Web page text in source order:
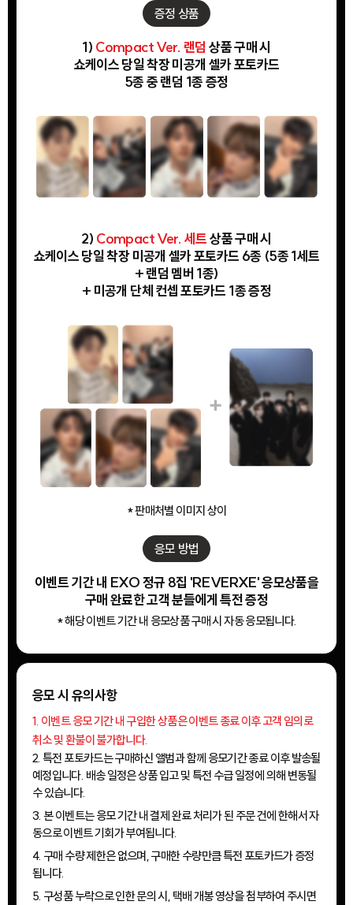
증정 상품
1) Compact Ver. 랜덤 상품 구매 시
쇼케이스 당일 착장 미공개 셀카 포토카드
5종 중 랜덤 1종 증정
2) Compact Ver. 세트상품 구매 시
쇼케이스 당일 착장 미공개 셀카 포토카드 6종 (5종 1세트
+ 랜덤 멤버 1종)
+ 미공개 단체 컨셉 포토카드 1종 증정
* 판매처별 이미지 상이
응모 방법
이벤트 기간 내 EXO 정규 8집 'REVERXE' 응모상품을
구매 완료한 고객 분들에게 특전 증정
* 해당 이벤트 기간 내 응모상품 구매 시 자동 응모됩니다.
응모 시 유의사항
1. 이벤트 응모 기간 내 구입한 상품은 이벤트 종료 이후 고객 임의로
취소 및 환불이 불가합니다.
2. 특전 포토카드는 구매하신 앨범과 함께 응모기간 종료 이후 발송될
예정입니다. 배송 일정은 상품 입고 및 특전 수급 일정에 의해 변동될
수 있습니다.
3. 본 이벤트는 응모 기간 내 결제 완료 처리가 된 주문 건에 한해서 자
동으로 이벤트 기회가 부여됩니다.
4. 구매 수량 제한은 없으며, 구매한 수량만큼 특전 포토카드가 증정
됩니다.
5. 구성품 누락으로 인한 문의 시, 택배 개봉 영상을 첨부하여 주시면